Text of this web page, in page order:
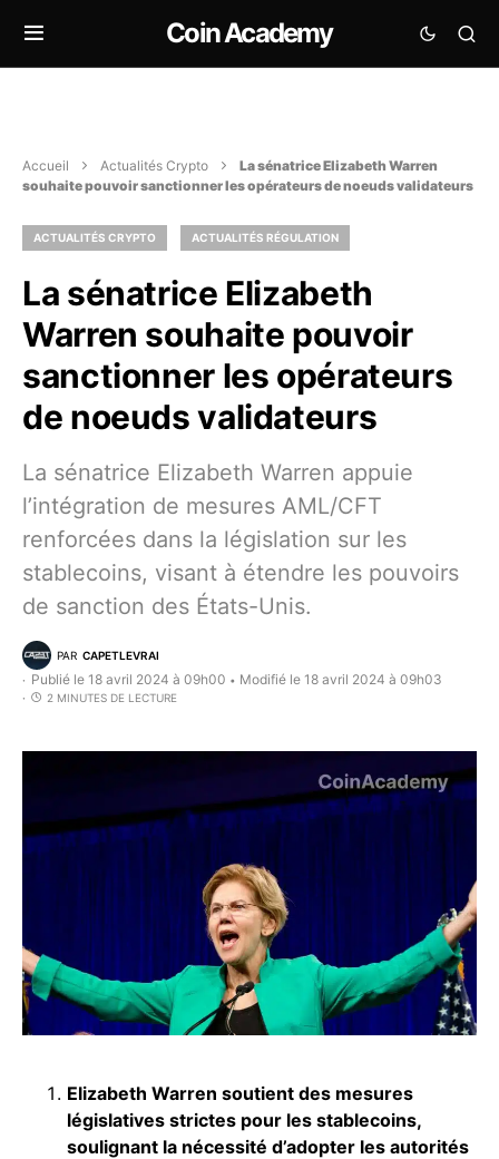
Coin Academy
Accueil Actualités Crypto
La sénatrice Elizabeth Warren
souhaite pouvoir sanctionner les opérateurs de noeuds validateurs
ACTUALITÉS CRYPTO ACTUALITÉS RÉGULATION
La sénatrice Elizabeth
Warren souhaite pouvoir
sanctionner les opérateurs
de noeuds validateurs
La sénatrice Elizabeth Warren appuie
l’intégration de mesures AML/CFT
renforcées dans la législation sur les
stablecoins, visant à étendre les pouvoirs
de sanction des États-Unis.
PAR CAPETLEVRAI
Publié le 18 avril 2024 à 09h00 • Modifié le 18 avril 2024 à 09h03
2 MINUTES DE LECTURE
Elizabeth Warren soutient des mesures
législatives strictes pour les stablecoins,
soulignant la nécessité d’adopter les autorités